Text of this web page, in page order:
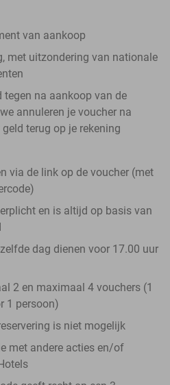
van aankoop
met uitzondering van nationale
na aankoop van de
annuleren je voucher na
terug op je rekening
via de link op de voucher (met
en is altijd op basis van
dag dienen voor 17.00 uur
2 en maximaal 4 vouchers (1
1 persoon)
is niet mogelijk
met andere acties en/of